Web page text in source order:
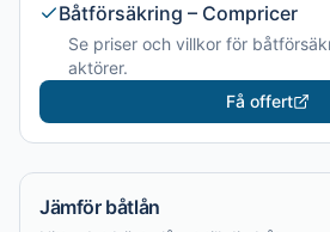
Båtförsäkring – Compricer
Se priser och villkor för
aktörer.
Få offert
Jämför båtlån